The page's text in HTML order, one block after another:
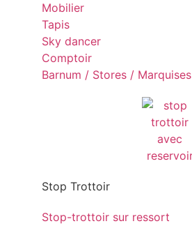
Mobilier
Tapis
Sky dancer
Comptoir
Barnum / Stores / Marquises
Stop Trottoir
Stop-trottoir sur ressort